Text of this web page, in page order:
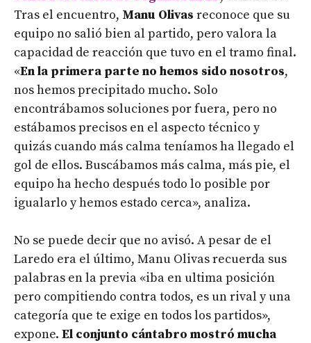
Tras el encuentro, Manu Olivas reconoce que su
equipo no salió bien al partido, pero valora la
capacidad de reacción que tuvo en el tramo final.
«En la primera parte no hemos sido nosotros,
nos hemos precipitado mucho. Solo
encontrábamos soluciones por fuera, pero no
estábamos precisos en el aspecto técnico y
quizás cuando más calma teníamos ha llegado el
gol de ellos. Buscábamos más calma, más pie, el
equipo ha hecho después todo lo posible por
igualarlo y hemos estado cerca», analiza.
No se puede decir que no avisó. A pesar de el
Laredo era el último, Manu Olivas recuerda sus
palabras en la previa «iba en ultima posición
pero compitiendo contra todos, es un rival y una
categoría que te exige en todos los partidos»,
expone. El conjunto cántabro mostró mucha